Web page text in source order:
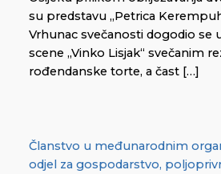
su predstavu „Petrica
Vrhunac svečanosti dogodio se
scene „Vinko Lisjak“ svečanim
rođendanske torte, a čast […]
Članstvo u međunarodnim
odjel za gospodarstvo,